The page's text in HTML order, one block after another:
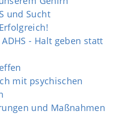
und Sucht
- Halt geben statt
mit psychischen
und Maßnahmen